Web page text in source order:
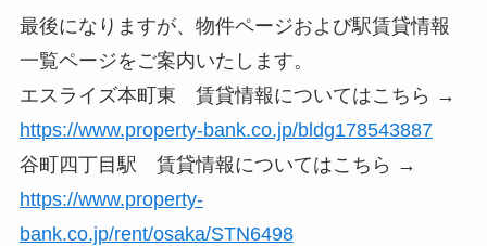
最後になりますが、物件ページおよび駅賃貸情報
一覧ページをご案内いたします。
エスライズ本町東 賃貸情報についてはこちら →
https://www.property-bank.co.jp/bldg178543887
谷町四丁目駅 賃貸情報についてはこちら →
https://www.property-
bank.co.jp/rent/osaka/STN6498